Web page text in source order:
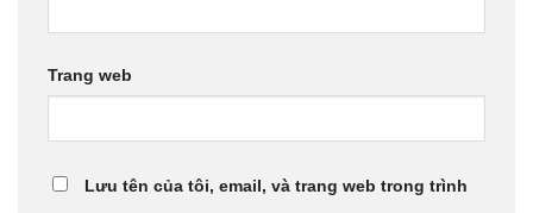
Trang web
Lưu tên của tôi, email, và trang web trong trình